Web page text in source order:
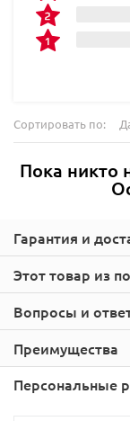
Этот товар из
Гарантия и
Сортировать по:
Пока никто
Вопросы и
Преимущества
Персональные